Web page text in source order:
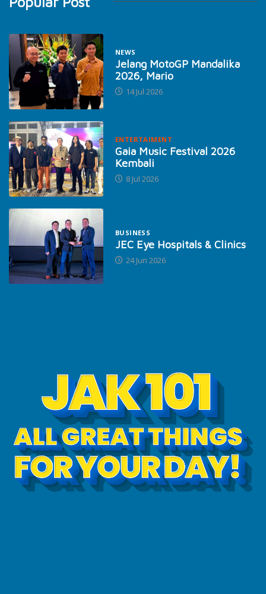
NEWS
Jelang MotoGP Mandalika
2026, Mario
14 Jul 2026
ENTERTAIMENT
Gaia Music Festival 2026
Kembali
8 Jul 2026
BUSINESS
JEC Eye Hospitals & Clinics
24 Jun 2026